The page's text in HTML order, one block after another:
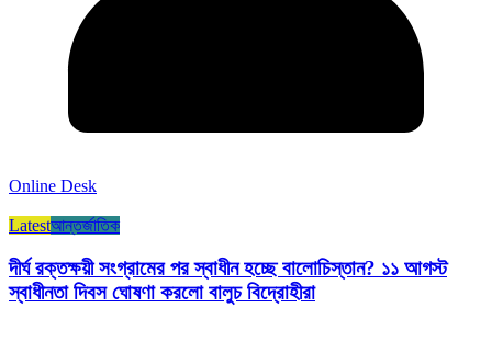
Online Desk
Latestআন্তর্জাতিক
দীর্ঘ রক্তক্ষয়ী সংগ্রামের পর স্বাধীন হচ্ছে বালোচিস্তান? ১১ আগস্ট
স্বাধীনতা দিবস ঘোষণা করলো বালুচ বিদ্রোহীরা